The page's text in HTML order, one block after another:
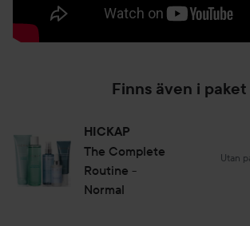
Finns även i paket
HICKAP
The Complete
Routine -
Normal
Utan